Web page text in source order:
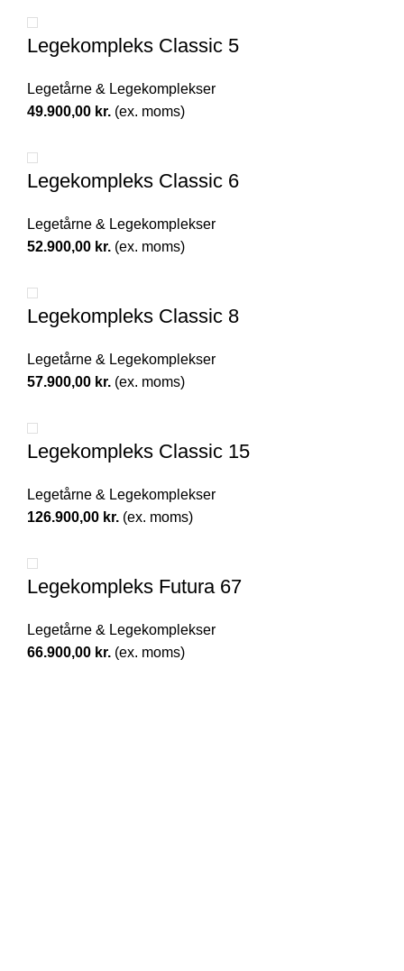
Legekompleks Classic 5
Legetårne & Legekomplekser
49.900,00 kr. (ex. moms)
Legekompleks Classic 6
Legetårne & Legekomplekser
52.900,00 kr. (ex. moms)
Legekompleks Classic 8
Legetårne & Legekomplekser
57.900,00 kr. (ex. moms)
Legekompleks Classic 15
Legetårne & Legekomplekser
126.900,00 kr. (ex. moms)
Legekompleks Futura 67
Legetårne & Legekomplekser
66.900,00 kr. (ex. moms)